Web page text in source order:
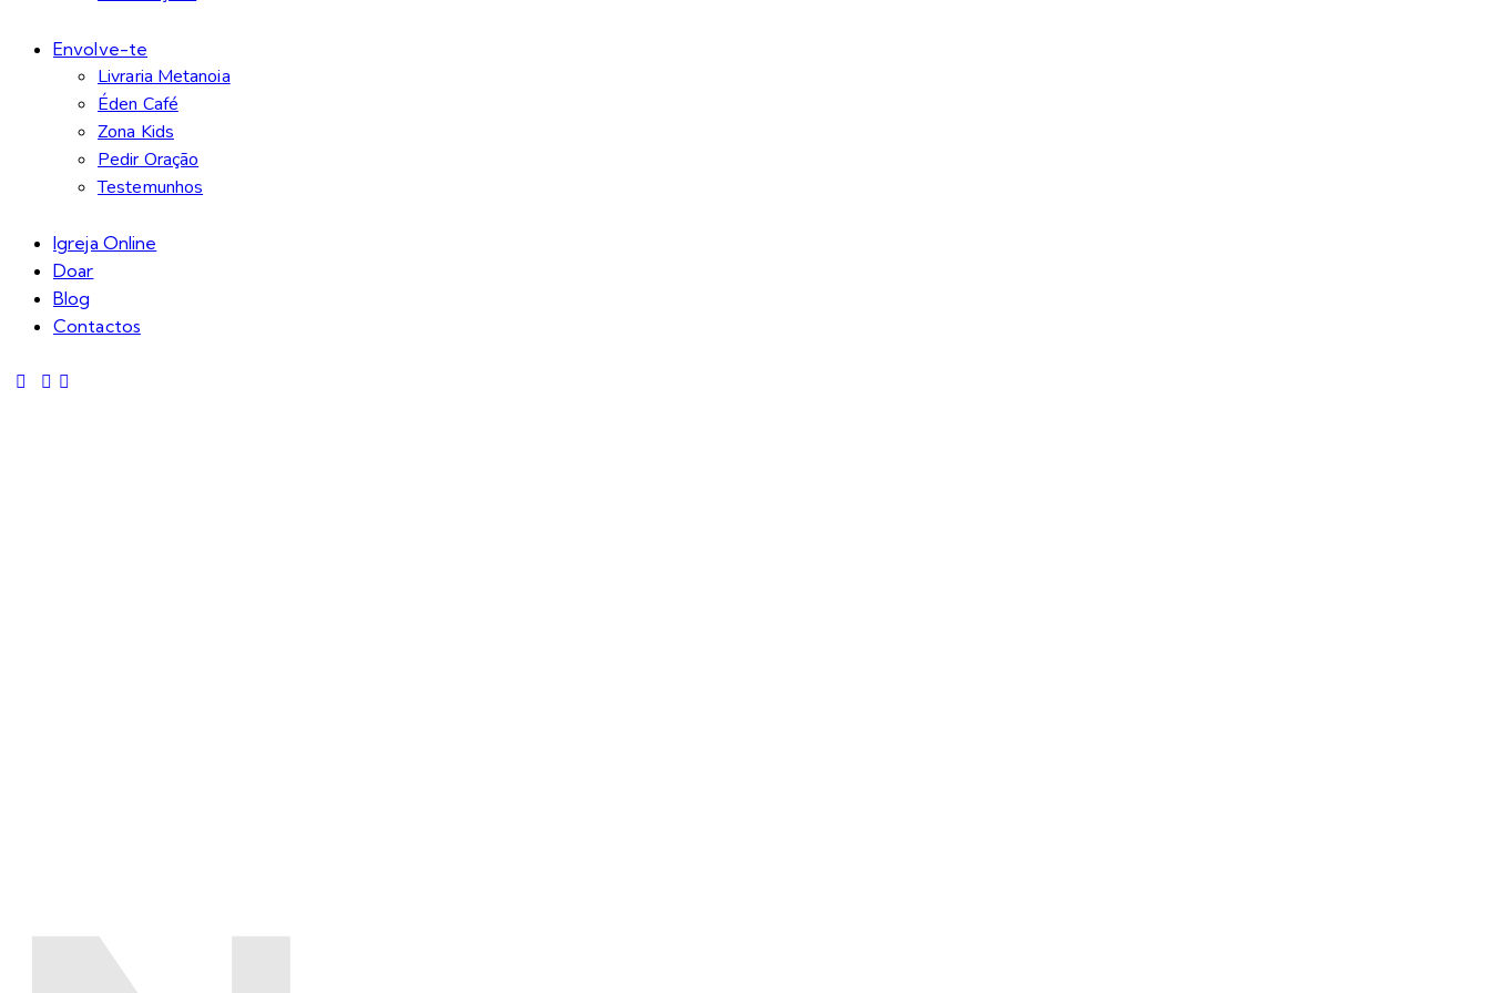
Envolve-te
Livraria Metanoia
Éden Café
Zona Kids
Pedir Oração
Testemunhos
Igreja Online
Doar
Blog
Contactos